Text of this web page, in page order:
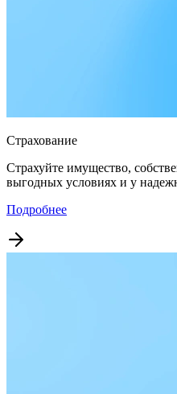
Страхование
Страхуйте имущество,
выгодных условиях и у
Подробнее